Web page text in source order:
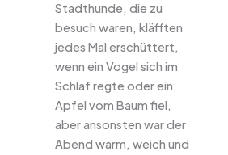
Stadthunde, die zu
besuch waren, kläfften
jedes Mal erschüttert,
wenn ein Vogel sich im
Schlaf regte oder ein
Apfel vom Baum fiel,
aber ansonsten war der
Abend warm, weich und